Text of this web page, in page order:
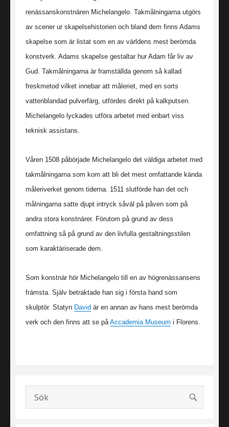
renässanskonstnären Michelangelo. Takmålningarna utgörs
av scener ur skapelsehistorien och bland dem finns Adams
skapelse som är listat som en av världens mest berömda
konstverk. Adams skapelse gestaltar hur Adam får liv av
Gud. Takmålningarna är framställda genom så kallad
freskmetod vilket innebar att måleriet, med en sorts
vattenblandad pulverfärg, utfördes direkt på kalkputsen.
Michelangelo lyckades utföra arbetet med enbart viss
teknisk assistans.
Våren 1508 påbörjade Michelangelo det väldiga arbetet med
takmålningarna som kom att bli det mest omfattande kända
måleriverket genom tiderna. 1511 slutförde han det och
målningarna satte djupt intryck såväl på påven som på
andra stora konstnärer. Förutom på grund av dess
omfattning så på grund av den livfulla gestaltningsstilen
som karaktäriserade dem.
Som konstnär hör Michelangelo till en av högrenässansens
främsta. Själv betraktade han sig i första hand som
skulptör. Statyn David är en annan av hans mest berömda
verk och den finns att se på Accademia Museum i Florens.
Search
for:
SÖK